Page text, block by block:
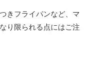
きフライパンなど、マ
り限られる点にはご注